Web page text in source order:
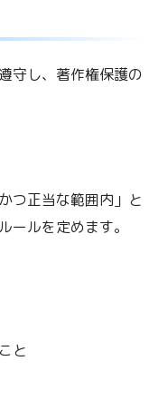
守し、著作権保護の
つ正当な範囲内」と
ールを定めます。
と